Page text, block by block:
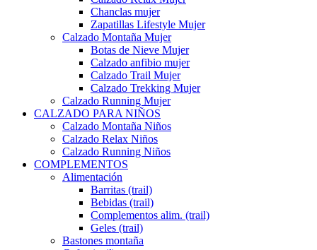
Chanclas mujer
Zapatillas Lifestyle Mujer
Calzado Montaña Mujer
Botas de Nieve Mujer
Calzado anfibio mujer
Calzado Trail Mujer
Calzado Trekking Mujer
Calzado Running Mujer
CALZADO PARA NIÑOS
Calzado Montaña Niños
Calzado Relax Niños
Calzado Running Niños
COMPLEMENTOS
Alimentación
Barritas (trail)
Bebidas (trail)
Complementos alim. (trail)
Geles (trail)
Bastones montaña